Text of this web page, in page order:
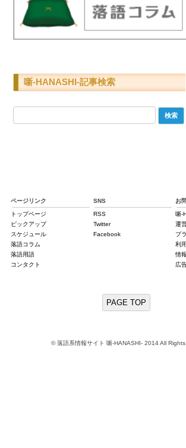
噺-HANASHI-記事検索
ページリンク
トップページ
ピックアップ
スケジュール
落語コラム
落語用語
コンタクト
SNS
RSS
Twitter
Facebook
お
噺-
運
プ
利
情
広
PAGE TOP
© 落語系情報サイト 噺-HANASHI- 2014 All